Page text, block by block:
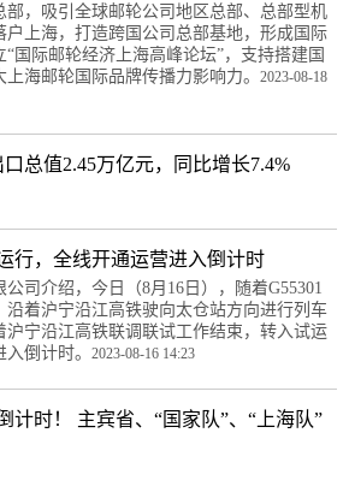
部，吸引全球邮轮公司地区总部、总部型机
户上海，打造跨国公司总部基地，形成国际
国际邮轮经济上海高峰论坛”，支持搭建国
海邮轮国际品牌传播力影响力。 2023-08-18
总值2.45万亿元，同比增长7.4%
行，全线开通运营进入倒计时
司介绍，今日（8月16日），随着G55301
沿着沪宁沿江高铁驶向太仓站方向进行列车
沪宁沿江高铁联调联试工作结束，转入试运
倒计时。 2023-08-16 14:23
计时！ 主宾省、“国家队”、“上海队”